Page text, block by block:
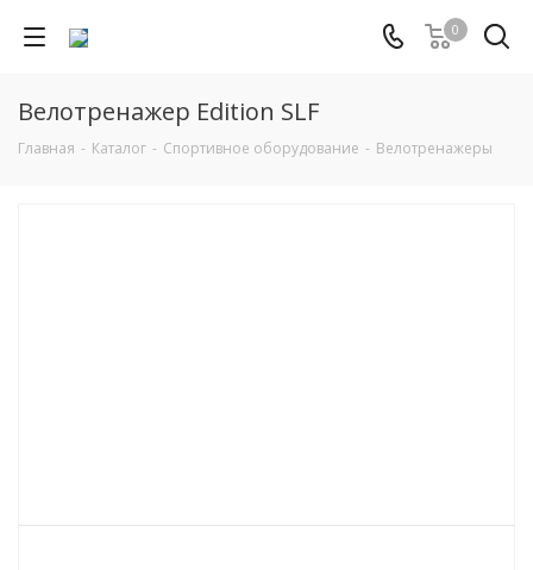
0
Велотренажер Edition SLF
Главная - Каталог - Спортивное оборудование - Велотренажеры